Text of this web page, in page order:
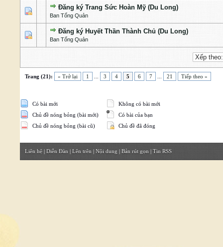
Đăng ký Trang Sức Hoàn Mỹ (Du Long)
Ban Tổng Quản
1 Bỏ phiếu - 5 của 5 cấp độ
1234 5
Đăng ký Huyết Thần Thành Chủ (Du Long)
Ban Tổng Quản
1 Bỏ phiếu - 5 của 5 cấp độ
1234 5
Trang (21): « Trở lại 1 3 4 5 6 7 21 Tiếp theo »
Có bài mới
Chủ đề nóng bỏng (bài mới)
Chủ đề nóng bỏng (bài cũ)
Không có bài mới
Có bài của bạn
Chủ đề đã đóng
Liên hệ | Diễn Đàn | Lên trên | Nội dung | Bản rút gọn | Tin RSS